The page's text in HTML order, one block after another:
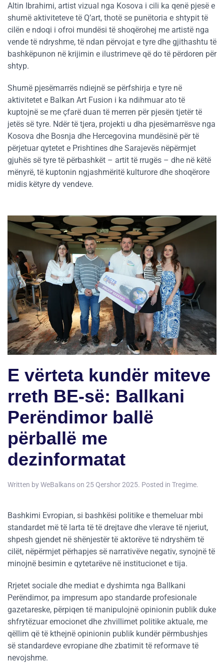
Altin Ibrahimi, artist vizual nga Kosova i cili ka qenë pjesë e
shumë aktiviteteve të Q’art, thotë se punëtoria e shtypit të
cilën e ndoqi i ofroi mundësi të shoqërohej me artistë nga
vende të ndryshme, të ndan përvojat e tyre dhe gjithashtu të
bashkëpunon në krijimin e ilustrimeve që do të përdoren për
shtyp.
Shumë pjesëmarrës ndiejnë se përfshirja e tyre në
aktivitetet e Balkan Art Fusion i ka ndihmuar ato të
kuptojnë se me çfarë duan të merren për pjesën tjetër të
jetës së tyre. Ndër të tjera, projekti u dha pjesëmarrësve nga
Kosova dhe Bosnja dhe Hercegovina mundësinë për të
përjetuar qytetet e Prishtines dhe Sarajevës nëpërmjet
gjuhës së tyre të përbashkët – artit të rrugës – dhe në këtë
mënyrë, të kuptonin ngjashmëritë kulturore dhe shoqërore
midis këtyre dy vendeve.
E vërteta kundër miteve
rreth BE-së: Ballkani
Perëndimor ballë
përballë me
dezinformatat
Written byWeBalkanson 25 Qershor 2025. Posted in Tregime.
Bashkimi Evropian, si bashkësi politike e themeluar mbi
standardet më të larta të të drejtave dhe vlerave të njeriut,
shpesh gjendet në shënjestër të aktorëve të ndryshëm të
cilët, nëpërmjet përhapjes së narrativëve negativ, synojnë të
minojnë besimin e qytetarëve në institucionet e tija.
Rrjetet sociale dhe mediat e dyshimta nga Ballkani
Perëndimor, pa impresum apo standarde profesionale
gazetareske, përpiqen të manipulojnë opinionin publik duke
shfrytëzuar emocionet dhe zhvillimet politike aktuale, me
qëllim që të kthejnë opinionin publik kundër përmbushjes
së standardeve evropiane dhe zbatimit të reformave të
nevojshme.